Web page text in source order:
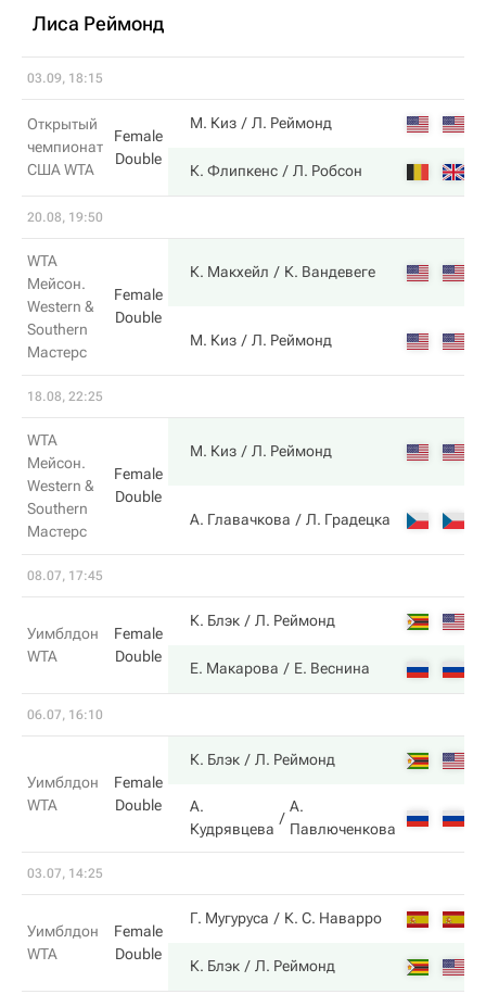
Лиса Реймонд
03.09, 18:15
Открытый
чемпионат
США WTA
Female
Double
М. Киз Л. Реймонд
К. Флипкенс Л. Робсон
20.08, 19:50
WTA
Мейсон.
Western &
Southern
Мастерс
Female
Double
К. Макхейл К. Вандевеге
М. Киз Л. Реймонд
18.08, 22:25
WTA
Мейсон.
Western &
Southern
Мастерс
Female
Double
М. Киз Л. Реймонд
А. Главачкова Л. Градецка
08.07, 17:45
Уимблдон
WTA
Female
Double
К. Блэк Л. Реймонд
Е. Макарова Е. Веснина
06.07, 16:10
Уимблдон
WTA
Female
Double
К. Блэк Л. Реймонд
А.
Кудрявцева
А.
Павлюченкова
03.07, 14:25
Уимблдон
WTA
Female
Double
Г. Мугуруса К. С. Наварро
К. Блэк Л. Реймонд